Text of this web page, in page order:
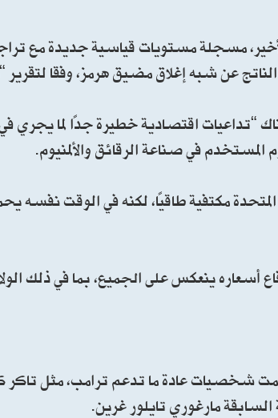
مسجلة مستويات قياسية جديدة مع
عن شبه إغلاق مضيق هرمز، وفقا لتقرير
“تداعيات اقتصادية خطيرة جدًا لما يجري
في صناعة الرقائق والألمنيوم.
المتحدة مكتفية طاقيًا، لكنه في الوقت
ينعكس على الجميع، بما في ذلك
شخصيات عادة ما تدعم ترامب، مثل
مارغوري تايلور غرين.